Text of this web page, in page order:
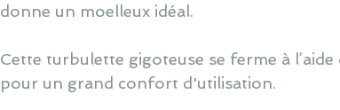
donne un moelleux idéal.
Cette turbulette gigoteuse se ferme à
pour un grand confort d'utilisation.